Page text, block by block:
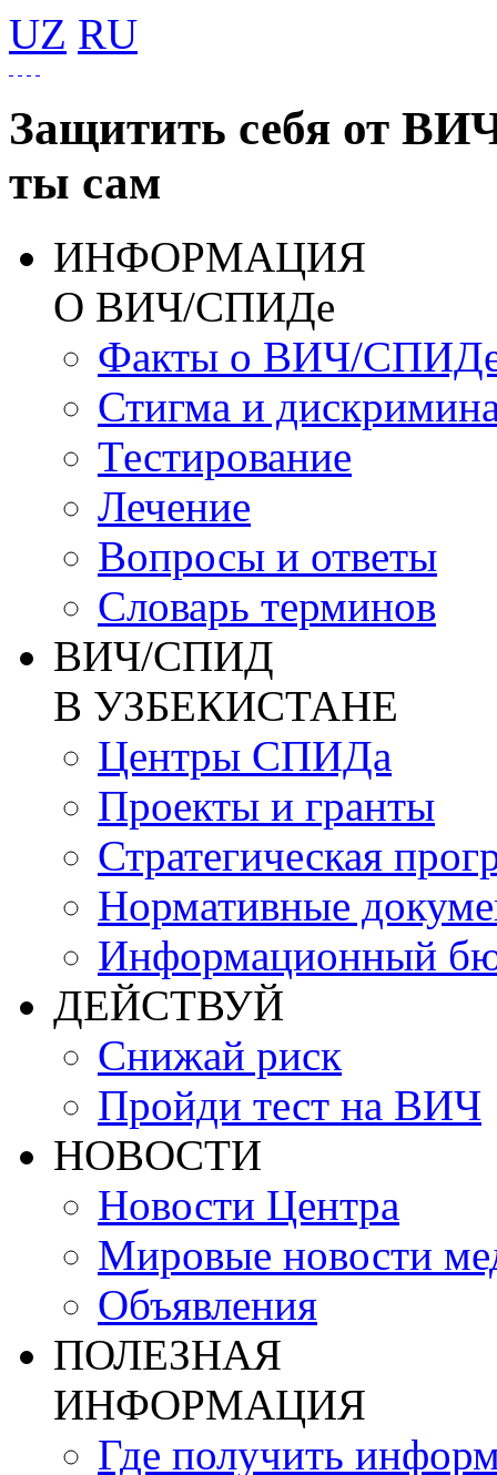
UZ RU
Защитить себя от
ты сам
ИНФОРМАЦИЯ
О ВИЧ/СПИДе
Факты о ВИЧ/
Стигма и
Тестирование
Лечение
Вопросы и ответы
Словарь терминов
ВИЧ/СПИД
В УЗБЕКИСТАНЕ
Центры СПИДа
Проекты и гранты
Стратегическая
Нормативные
Информационный
ДЕЙСТВУЙ
Снижай риск
Пройди тест на ВИЧ
НОВОСТИ
Новости Центра
Мировые новости
Объявления
ПОЛЕЗНАЯ
ИНФОРМАЦИЯ
Где получить